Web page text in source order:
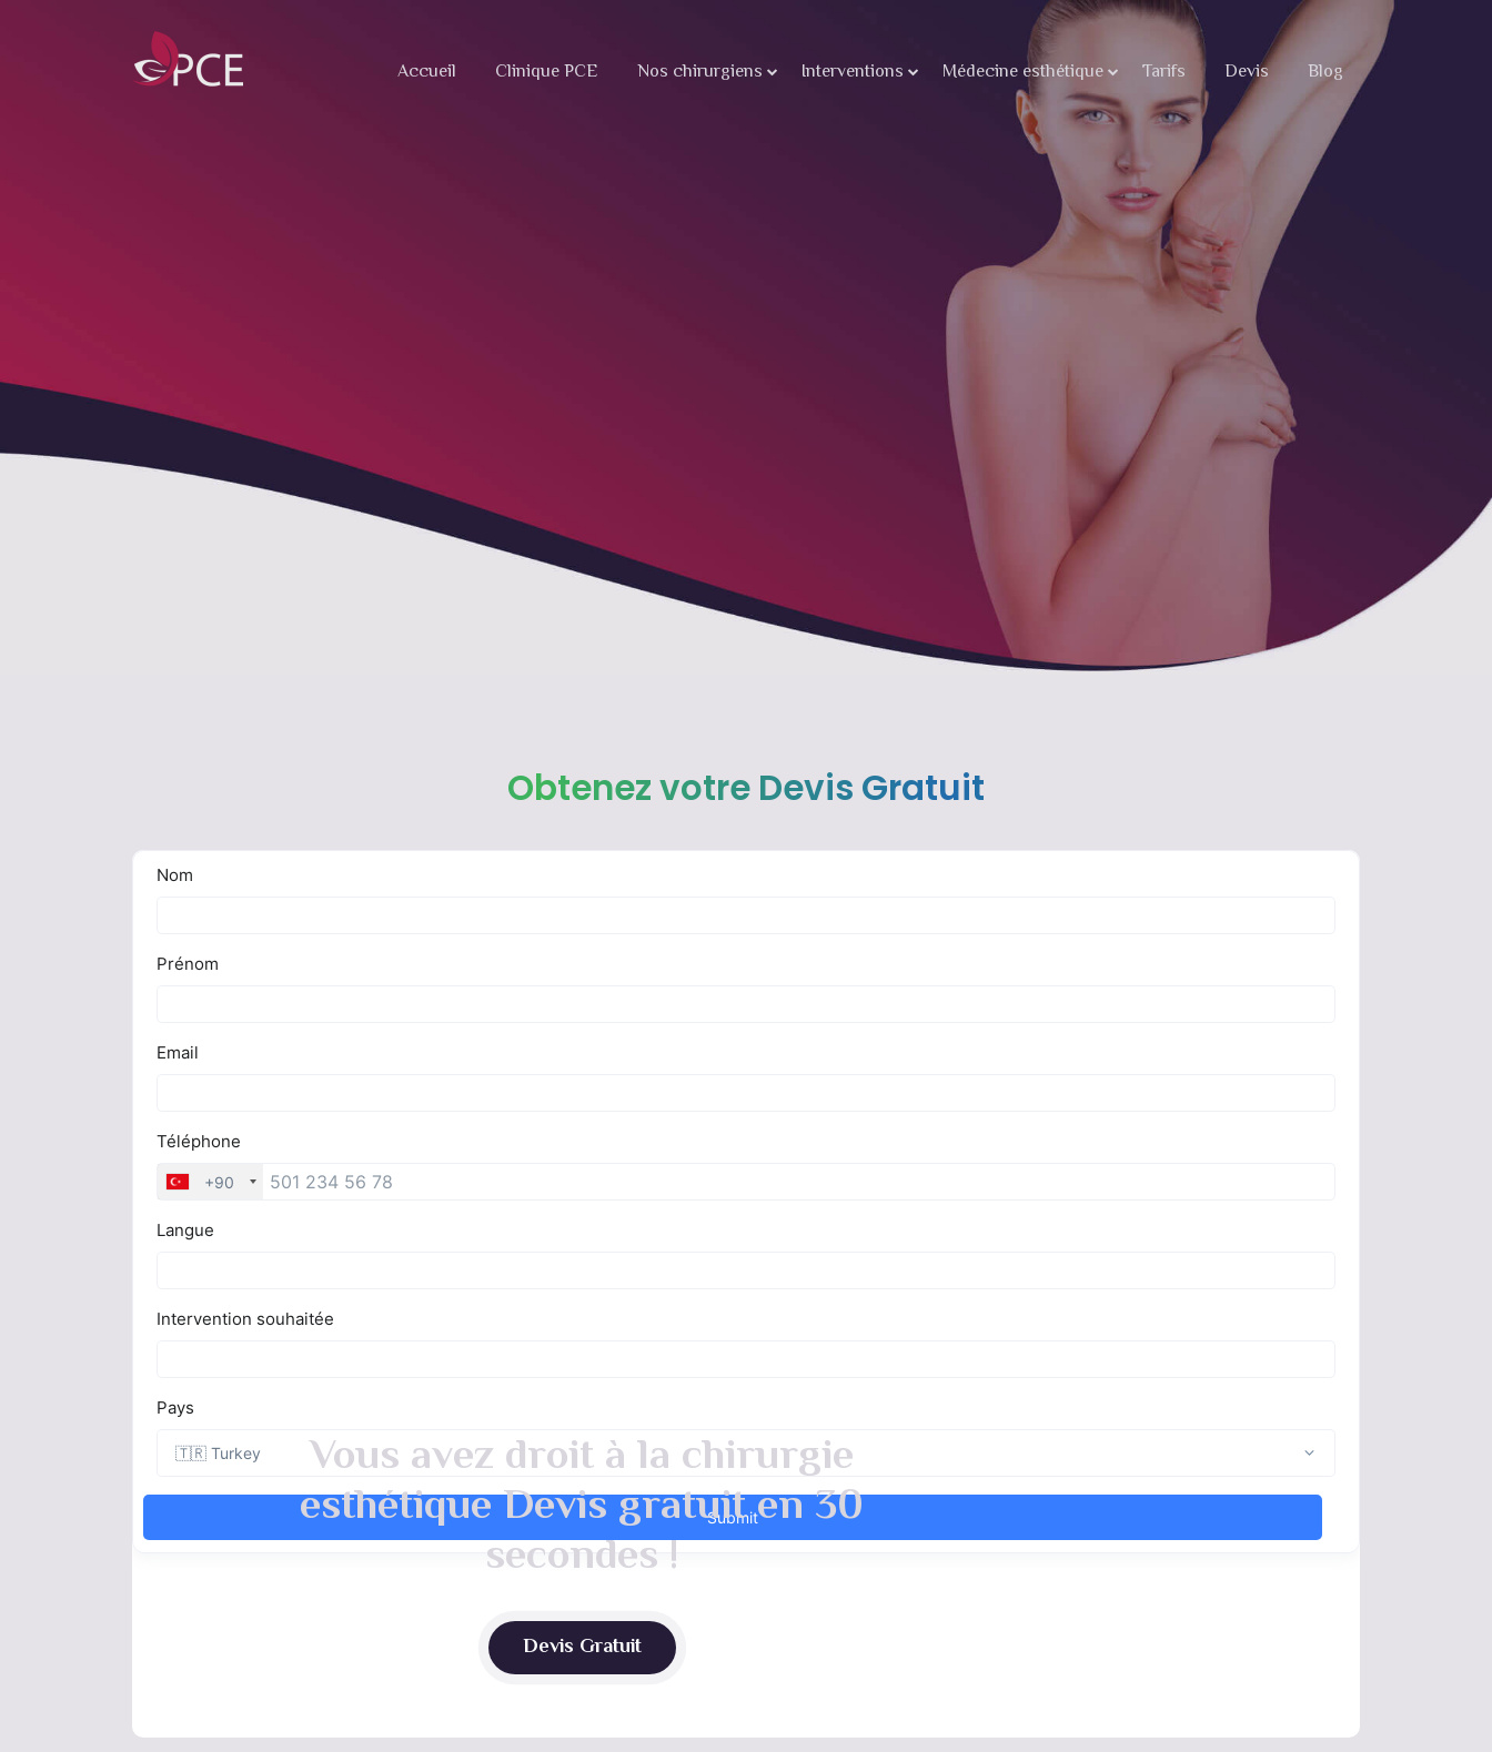
Accueil Clinique PCE Nos chirurgiens Interventions Médecine esthétique Tarifs Devis Blog
Vous avez droit à la chirurgie
esthétique Devis gratuit en 30
secondes !
Devis Gratuit
Obtenez votre Devis Gratuit